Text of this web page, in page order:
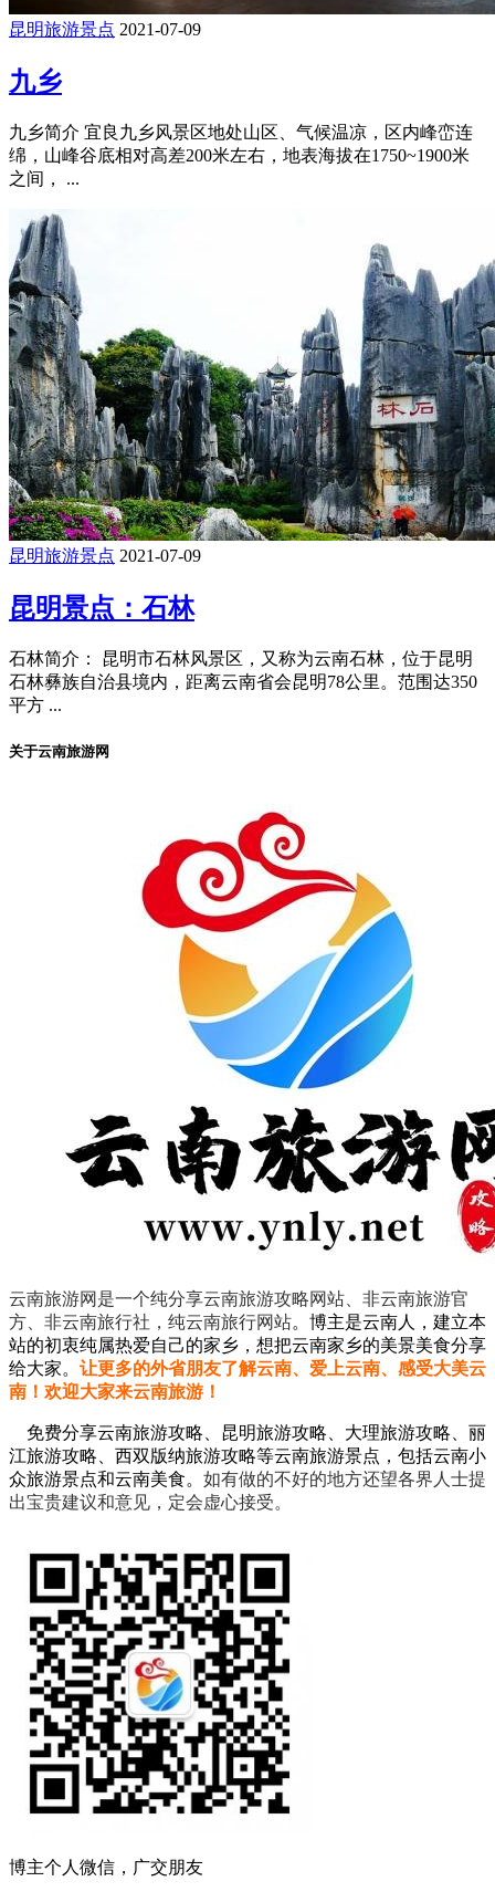
昆明旅游景点 2021-07-09
九乡
九乡简介 宜良九乡风景区地处山区、气候温凉，区内峰峦连
绵，山峰谷底相对高差200米左右，地表海拔在1750~1900米
之间， ...
昆明旅游景点 2021-07-09
昆明景点：石林
石林简介： 昆明市石林风景区，又称为云南石林，位于昆明
石林彝族自治县境内，距离云南省会昆明78公里。范围达350
平方 ...
关于云南旅游网
云南旅游网是一个纯分享云南旅游攻略网站、非云南旅游官
方、非云南旅行社，纯云南旅行网站。 博主是云南人，建立本
站的初衷纯属热爱自己的家乡，想把云南家乡的美景美食分享
给大家。 让更多的外省朋友了解云南、爱上云南、感受大美云
南！欢迎大家来云南旅游！
免费分享云南旅游攻略、昆明旅游攻略、大理旅游攻略、丽
江旅游攻略、西双版纳旅游攻略等云南旅游景点，包括云南小
众旅游景点和云南美食。 如有做的不好的地方还望各界人士提
出宝贵建议和意见，定会虚心接受。
博主个人微信，广交朋友